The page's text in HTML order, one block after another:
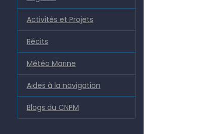
Activités et Projets
Récits
Météo Marine
Aides à la navigation
Blogs du CNPM